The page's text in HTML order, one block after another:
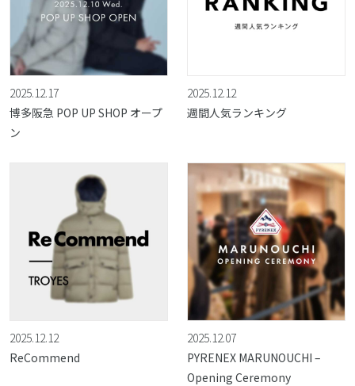
2025.12.17
博多阪急 POP UP SHOP オープ
ン
2025.12.12
週間人気ランキング
2025.12.12
ReCommend
2025.12.07
PYRENEX MARUNOUCHI –
Opening Ceremony